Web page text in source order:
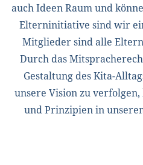
auch Ideen Raum und
Elterninitiative sind wir
Mitglieder sind alle
Durch das
Gestaltung des Kita-
unsere Vision zu
und Prinzipien in